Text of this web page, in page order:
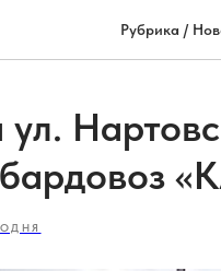
Рубрика /